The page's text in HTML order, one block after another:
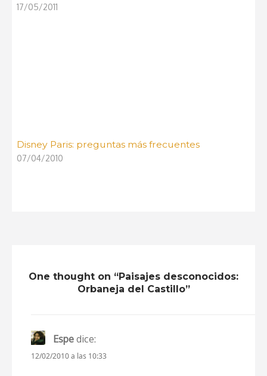
17/05/2011
Disney Paris: preguntas más frecuentes
07/04/2010
One thought on “Paisajes desconocidos:
Orbaneja del Castillo”
Espe dice:
12/02/2010 a las 10:33